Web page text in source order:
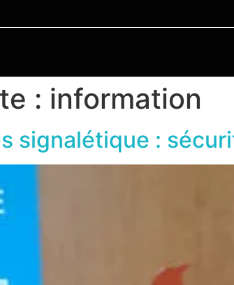
: information
signalétique :